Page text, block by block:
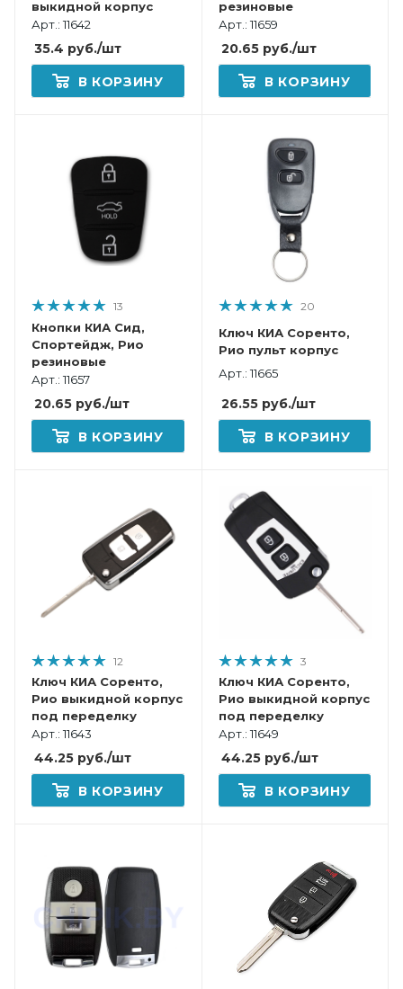
выкидной корпус
Арт.: 11642
35.4 руб./шт
В КОРЗИНУ
резиновые
Арт.: 11659
20.65руб./шт
В КОРЗИНУ
13
Кнопки КИА Сид,
Спортейдж, Рио
резиновые
Арт.: 11657
20.65 руб./шт
В КОРЗИНУ
20
Ключ КИА Соренто,
Рио пульт корпус
Арт.: 11665
26.55руб./шт
В КОРЗИНУ
12
Ключ КИА Соренто,
Рио выкидной корпус
под переделку
Арт.: 11643
44.25 руб./шт
В КОРЗИНУ
3
Ключ КИА Соренто,
Рио выкидной корпус
под переделку
Арт.: 11649
44.25руб./шт
В КОРЗИНУ